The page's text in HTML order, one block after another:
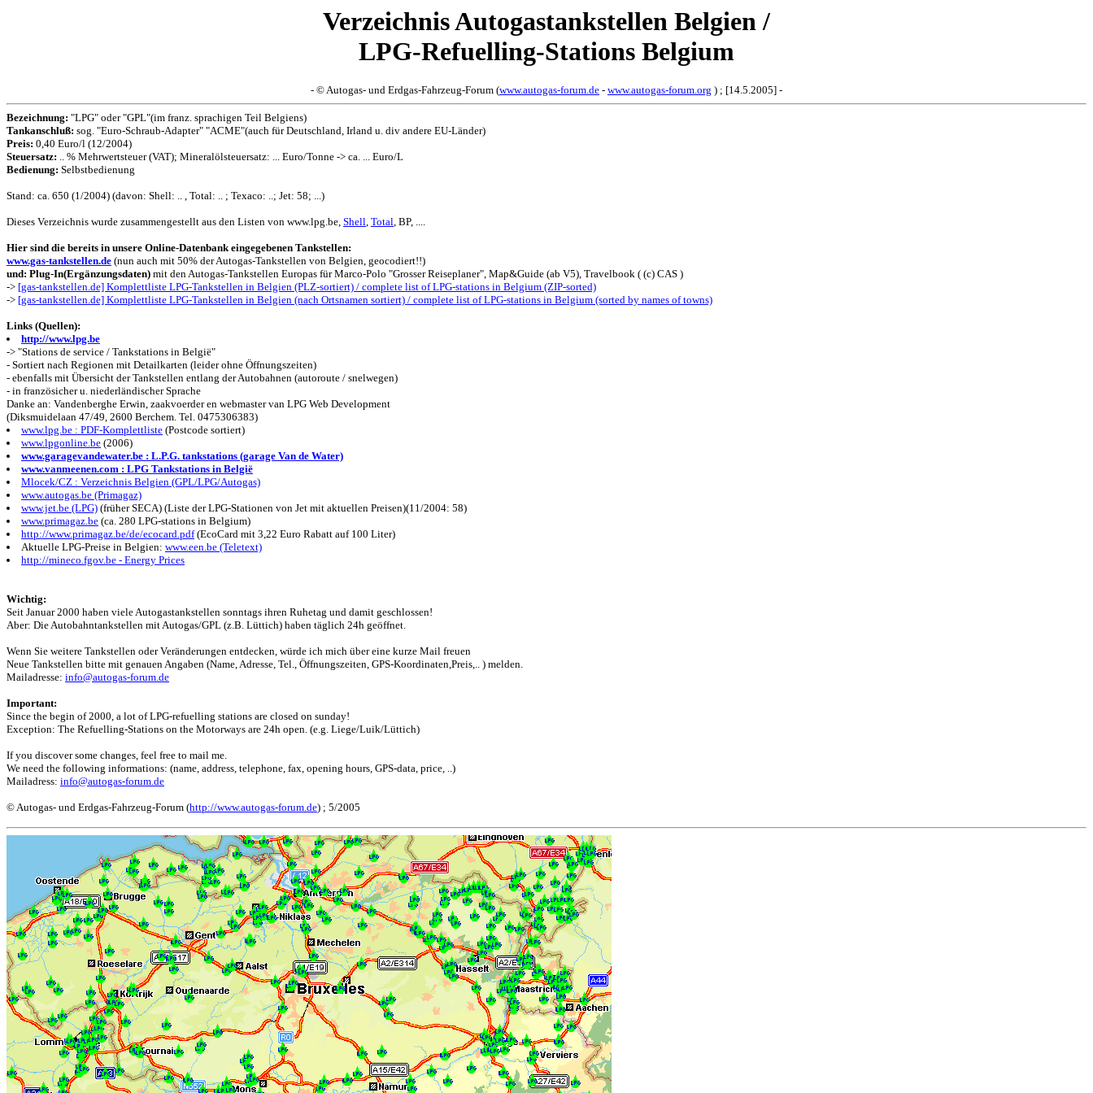
Verzeichnis Autogastankstellen Belgien /
LPG-Refuelling-Stations Belgium
- © Autogas- und Erdgas-Fahrzeug-Forum (www.autogas-forum.de - www.autogas-forum.org ) ; [14.5.2005] -
Bezeichnung: "LPG" oder "GPL"(im franz. sprachigen Teil Belgiens)
Tankanschluß: sog. "Euro-Schraub-Adapter" "ACME"(auch für Deutschland, Irland u. div andere EU-Länder)
Preis: 0,40 Euro/l (12/2004)
Steuersatz: .. % Mehrwertsteuer (VAT); Mineralölsteuersatz: ... Euro/Tonne -> ca. ... Euro/L
Bedienung: Selbstbedienung
Stand: ca. 650 (1/2004) (davon: Shell: .. , Total: .. ; Texaco: ..; Jet: 58; ...)
Dieses Verzeichnis wurde zusammengestellt aus den Listen von www.lpg.be, Shell, Total, BP, ....
Hier sind die bereits in unsere Online-Datenbank eingegebenen Tankstellen:
www.gas-tankstellen.de (nun auch mit 50% der Autogas-Tankstellen von Belgien, geocodiert!!)
und: Plug-In(Ergänzungsdaten) mit den Autogas-Tankstellen Europas für Marco-Polo "Grosser Reiseplaner", Map&Guide (ab V5), Travelbook ( (c) CAS )
-> [gas-tankstellen.de] Komplettliste LPG-Tankstellen in Belgien (PLZ-sortiert) / complete list of LPG-stations in Belgium (ZIP-sorted)
-> [gas-tankstellen.de] Komplettliste LPG-Tankstellen in Belgien (nach Ortsnamen sortiert) / complete list of LPG-stations in Belgium (sorted by names of towns)
Links (Quellen):
http://www.lpg.be
-> "Stations de service / Tankstations in België"
- Sortiert nach Regionen mit Detailkarten (leider ohne Öffnungszeiten)
- ebenfalls mit Übersicht der Tankstellen entlang der Autobahnen (autoroute / snelwegen)
- in französicher u. niederländischer Sprache
Danke an: Vandenberghe Erwin, zaakvoerder en webmaster van LPG Web Development
(Diksmuidelaan 47/49, 2600 Berchem. Tel. 0475306383)
www.lpg.be : PDF-Komplettliste (Postcode sortiert)
www.lpgonline.be (2006)
www.garagevandewater.be : L.P.G. tankstations (garage Van de Water)
www.vanmeenen.com : LPG Tankstations in België
Mlocek/CZ : Verzeichnis Belgien (GPL/LPG/Autogas)
www.autogas.be (Primagaz)
www.jet.be (LPG) (früher SECA) (Liste der LPG-Stationen von Jet mit aktuellen Preisen)(11/2004: 58)
www.primagaz.be (ca. 280 LPG-stations in Belgium)
http://www.primagaz.be/de/ecocard.pdf(EcoCard mit 3,22 Euro Rabatt auf 100 Liter)
Aktuelle LPG-Preise in Belgien: www.een.be (Teletext)
http://mineco.fgov.be - Energy Prices
Wichtig:
Seit Januar 2000 haben viele Autogastankstellen sonntags ihren Ruhetag und damit geschlossen!
Aber: Die Autobahntankstellen mit Autogas/GPL (z.B. Lüttich) haben täglich 24h geöffnet.
Wenn Sie weitere Tankstellen oder Veränderungen entdecken, würde ich mich über eine kurze Mail freuen
Neue Tankstellen bitte mit genauen Angaben (Name, Adresse, Tel., Öffnungszeiten, GPS-Koordinaten,Preis,.. ) melden.
Mailadresse: info@autogas-forum.de
Important:
Since the begin of 2000, a lot of LPG-refuelling stations are closed on sunday!
Exception: The Refuelling-Stations on the Motorways are 24h open. (e.g. Liege/Luik/Lüttich)
If you discover some changes, feel free to mail me.
We need the following informations: (name, address, telephone, fax, opening hours, GPS-data, price, ..)
Mailadress: info@autogas-forum.de
© Autogas- und Erdgas-Fahrzeug-Forum (http://www.autogas-forum.de) ; 5/2005